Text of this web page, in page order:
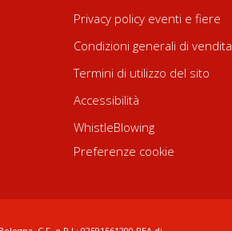
Privacy policy eventi e fiere
Condizioni generali di vendita
Termini di utilizzo del sito
Accessibilità
WhistleBlowing
Preferenze cookie